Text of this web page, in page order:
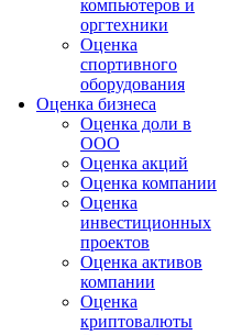
компьютеров и
оргтехники
Оценка
спортивного
оборудования
Оценка бизнеса
Оценка доли в
ООО
Оценка акций
Оценка компании
Оценка
инвестиционных
проектов
Оценка активов
компании
Оценка
криптовалюты